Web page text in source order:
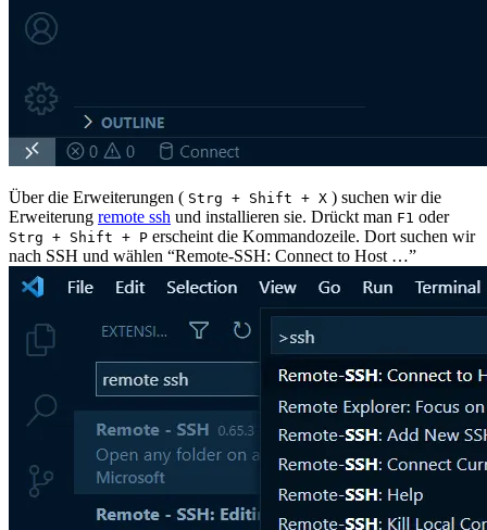
Über die Erweiterungen ( Strg + Shift + X ) suchen wir die
Erweiterung remote ssh und installieren sie. Drückt man F1 oder
Strg + Shift + P erscheint die Kommandozeile. Dort suchen wir
nach SSH und wählen “Remote-SSH: Connect to Host …”